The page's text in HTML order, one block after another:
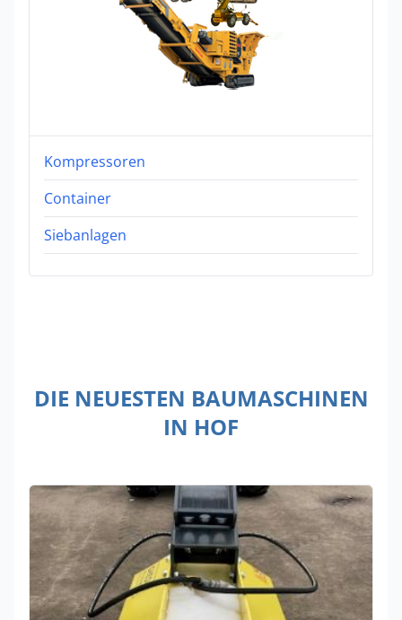
Kompressoren
Container
Siebanlagen
DIE NEUESTEN BAUMASCHINEN
IN HOF